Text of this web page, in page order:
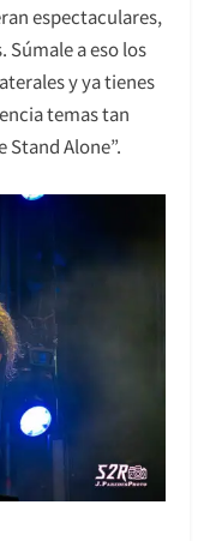
espectaculares,
Súmale a eso los
y ya tienes
temas tan
Alone”.